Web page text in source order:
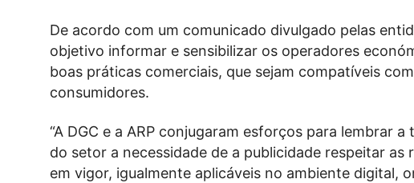
De acordo com um comunicado divulgado pelas
objetivo informar e sensibilizar os operadores
boas práticas comerciais, que sejam compatíveis
consumidores.
“A DGC e a ARP conjugaram esforços para lembrar
do setor a necessidade de a publicidade respeitar as
em vigor, igualmente aplicáveis no ambiente digital,